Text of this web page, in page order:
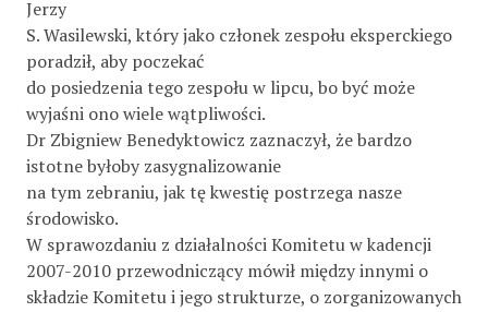
Jerzy
S. Wasilewski, który jako członek zespołu eksperckiego
poradził, aby poczekać
do posiedzenia tego zespołu w lipcu, bo być może
wyjaśni ono wiele wątpliwości.
Dr Zbigniew Benedyktowicz zaznaczył, że bardzo
istotne byłoby zasygnalizowanie
na tym zebraniu, jak tę kwestię postrzega nasze
środowisko.
W sprawozdaniu z działalności Komitetu w kadencji
2007-2010 przewodniczący mówił między innymi o
składzie Komitetu i jego strukturze, o zorganizowanych